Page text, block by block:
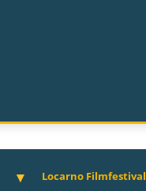
Locarno Filmfestival